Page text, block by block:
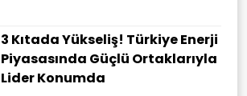
3 Kıtada Yükseliş! Türkiye Enerji
Piyasasında Güçlü Ortaklarıyla
Lider Konumda